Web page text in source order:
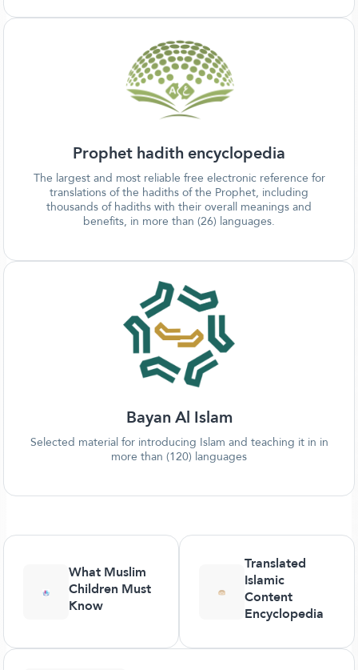
Prophet hadith encyclopedia
The largest and most reliable free electronic reference for
translations of the hadiths of the Prophet, including
thousands of hadiths with their overall meanings and
benefits, in more than (26) languages.
Bayan Al Islam
Selected material for introducing Islam and teaching it in in
more than (120) languages
What Muslim
Children Must
Know
Translated
Islamic
Content
Encyclopedia